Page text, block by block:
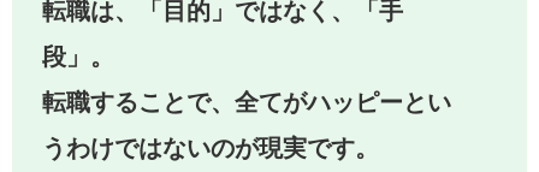
転職は、「目的」ではなく、「手
段」。
転職することで、全てがハッピーとい
うわけではないのが現実です。